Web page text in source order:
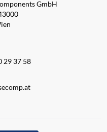
GmbH
29 37 58